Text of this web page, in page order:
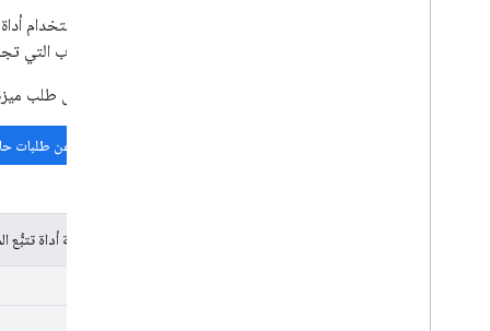
يمكنك استخدام
إلى الأسباب
قبل إرسال طلب
البحث عن طلبات
رموز حالة أداة تتبُّع